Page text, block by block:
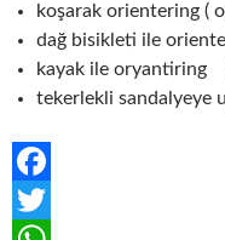
koşarak orientering (
dağ bisikleti ile
kayak ile oryantiring
tekerlekli sandalyeye
F